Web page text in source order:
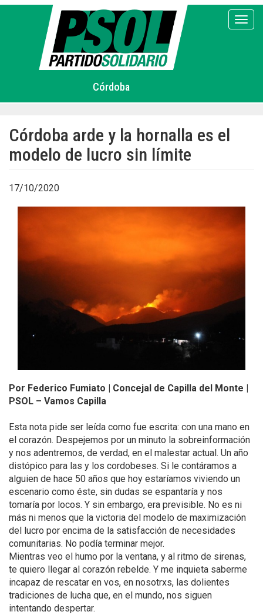
Pasar
Córdoba
Córdoba arde y la hornalla es el
modelo de lucro sin límite
17/10/2020
Por Federico Fumiato | Concejal de Capilla del Monte |
PSOL – Vamos Capilla
Esta nota pide ser leída como fue escrita: con una mano en
el corazón. Despejemos por un minuto la sobreinformación
y nos adentremos, de verdad, en el malestar actual. Un año
distópico para las y los cordobeses. Si le contáramos a
alguien de hace 50 años que hoy estaríamos viviendo un
escenario como éste, sin dudas se espantaría y nos
tomaría por locos. Y sin embargo, era previsible. No es ni
más ni menos que la victoria del modelo de maximización
del lucro por encima de la satisfacción de necesidades
comunitarias. No podía terminar mejor.
Mientras veo el humo por la ventana, y al ritmo de sirenas,
te quiero llegar al corazón rebelde. Y me inquieta saberme
incapaz de rescatar en vos, en nosotrxs, las dolientes
tradiciones de lucha que, en el mundo, nos siguen
intentando despertar.